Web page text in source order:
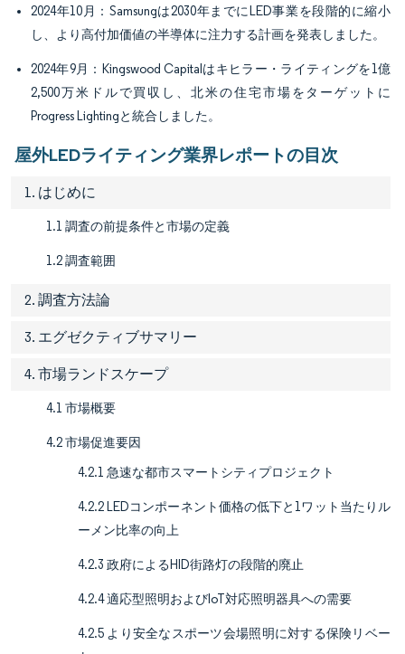
2024年10月：Samsungは2030年までにLED事業を段階的に縮小
し、より高付加価値の半導体に注力する計画を発表しました。
2024年9月：Kingswood Capitalはキヒラー・ライティングを1億
2,500万米ドルで買収し、北米の住宅市場をターゲットに
Progress Lightingと統合しました。
屋外LEDライティング業界レポートの目次
1. はじめに
1.1 調査の前提条件と市場の定義
1.2 調査範囲
2. 調査方法論
3. エグゼクティブサマリー
4. 市場ランドスケープ
4.1 市場概要
4.2 市場促進要因
4.2.1 急速な都市スマートシティプロジェクト
4.2.2 LEDコンポーネント価格の低下と1ワット当たりル
ーメン比率の向上
4.2.3 政府によるHID街路灯の段階的廃止
4.2.4 適応型照明およびIoT対応照明器具への需要
4.2.5 より安全なスポーツ会場照明に対する保険リベー